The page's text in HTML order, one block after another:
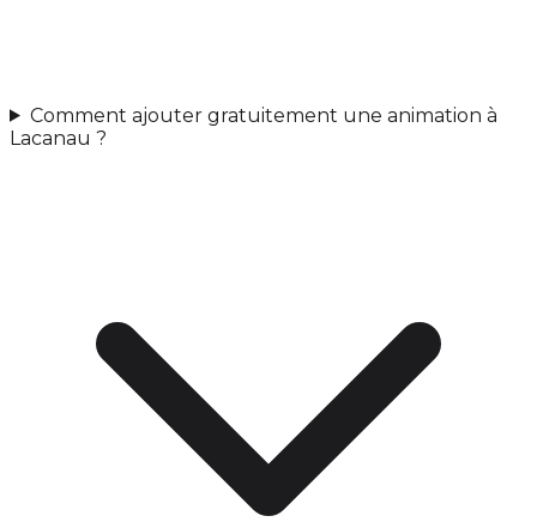
Comment ajouter gratuitement une animation à
Lacanau ?